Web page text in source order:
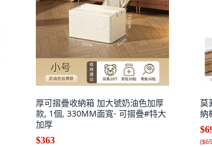
厚可摺疊收納箱 加大號奶油色加厚
款, 1個, 330MM面寬- 可摺疊#特大
加厚
$363
莫
納
(